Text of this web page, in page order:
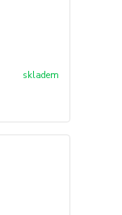
skladem